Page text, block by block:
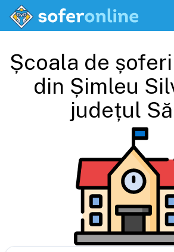
Școala de șoferi
din Șimleu
județul